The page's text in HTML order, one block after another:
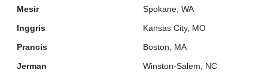
Mesir
Spokane, WA
Inggris
Kansas City, MO
Prancis
Boston, MA
Jerman
Winston-Salem, NC